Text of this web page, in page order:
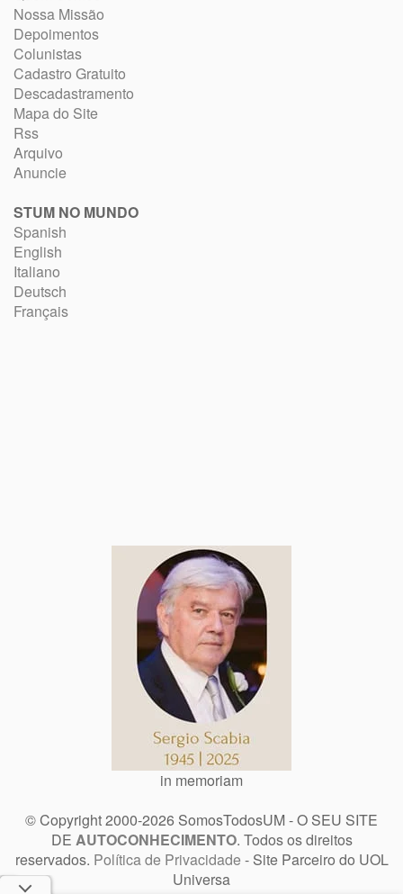
Nossa Missão
Depoimentos
Colunistas
Cadastro Gratuito
Descadastramento
Mapa do Site
Rss
Arquivo
Anuncie
STUM NO MUNDO
Spanish
English
Italiano
Deutsch
Français
in memoriam
© Copyright 2000-2026 SomosTodosUM - O SEU SITE
DE AUTOCONHECIMENTO. Todos os direitos
reservados. Política de Privacidade - Site Parceiro do UOL
Universa